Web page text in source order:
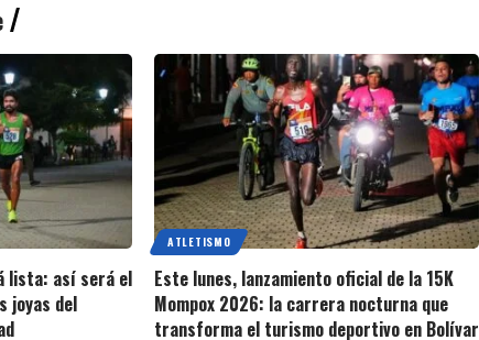
lista: así será el
joyas del
ATLETISMO
Este lunes, lanzamiento oficial de la 15K
Mompox 2026: la carrera nocturna que
transforma el turismo deportivo en Bolívar